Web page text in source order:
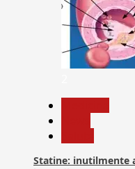
Statine: